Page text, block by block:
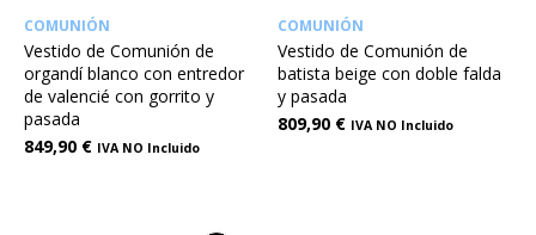
COMUNIÓN
Vestido de Comunión de
organdí blanco con entredor
de valencié con gorrito y
pasada
849,90 € IVA NO Incluido
COMUNIÓN
Vestido de Comunión de
batista beige con doble falda
y pasada
809,90 € IVA NO Incluido